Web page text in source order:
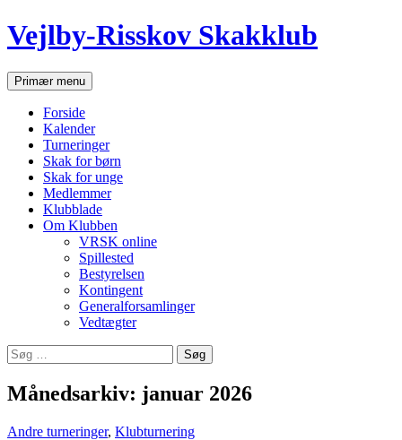
Hop
til
Vejlby-Risskov Skakklub
SøgPrimær menu
Forside
Kalender
Turneringer
Skak for børn
Skak for unge
Medlemmer
Klubblade
Om Klubben
VRSK online
Spillested
Bestyrelsen
Kontingent
Generalforsamlinger
Vedtægter
Søg
efter:
Månedsarkiv: januar 2026
Andre turneringer, Klubturnering